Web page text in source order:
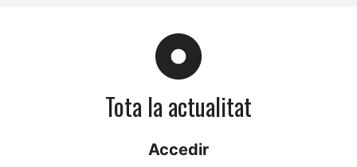
Tota la actualitat
Accedir